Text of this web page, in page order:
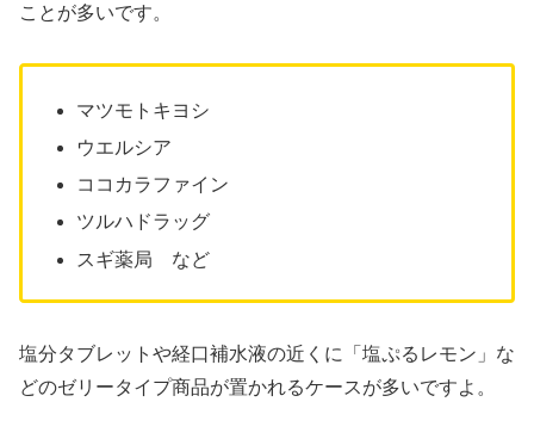
ことが多いです。
マツモトキヨシ
ウエルシア
ココカラファイン
ツルハドラッグ
スギ薬局 など
塩分タブレットや経口補水液の近くに「塩ぷるレモン」な
どのゼリータイプ商品が置かれるケースが多いですよ。